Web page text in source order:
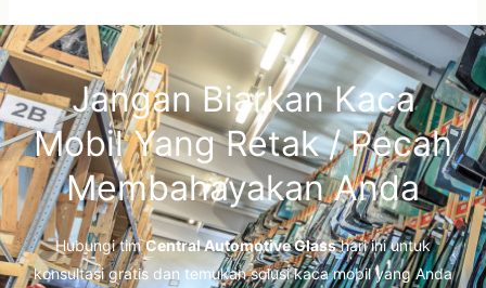
Jangan Biarkan Kaca
Mobil Yang Retak / Pecah
Membahayakan Anda
Hubungi timCentral Automotive Glasshari ini untuk
konsultasi gratis dan temukan solusi kaca mobil yang Anda